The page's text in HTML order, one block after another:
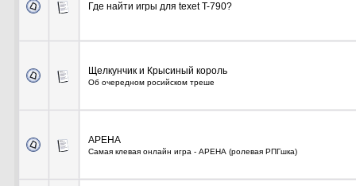
Где найти игры для texet T-790?
Щелкунчик и Крысиный король
Об очередном росийском треше
АРЕНА
Самая клевая онлайн игра - АРЕНА (ролевая РПГшка)